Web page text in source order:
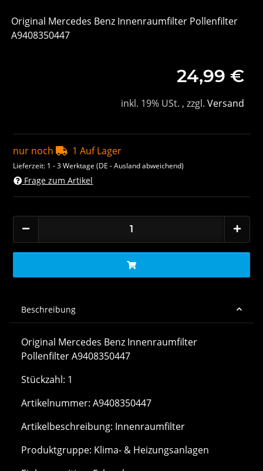
Original Mercedes Benz Innenraumfilter Pollenfilter
A9408350447
24,99 €
inkl. 19% USt. , zzgl. Versand
nur noch 1 Auf Lager
Lieferzeit: 1 - 3 Werktage(DE - Ausland abweichend)
Frage zum Artikel
Beschreibung
Original Mercedes Benz Innenraumfilter
Pollenfilter A9408350447
Stückzahl: 1
Artikelnummer: A9408350447
Artikelbeschreibung: Innenraumfilter
Produktgruppe: Klima- & Heizungsanlagen